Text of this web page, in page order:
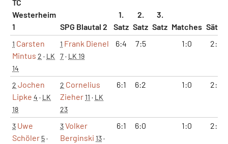
TC
Westerheim
1
SPG Blautal 2
1.
Satz
2.
Satz
3.
Satz Matches Sätze
1 Carsten
Mintus 2 · LK
14
1 Frank Dienel
7· LK 19
6:4 7:5 1:0 2:0
2 Jochen
Lipke 4 · LK
18
2 Cornelius
Zieher11 · LK
23
6:1 6:2 1:0 2:0
3 Uwe
Schöler 5·
3Volker
Berginski 13·
6:1 6:0 1:0 2:0